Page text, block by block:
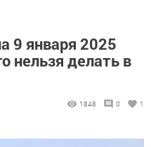
9 января 2025
нельзя делать в
1848 0 1